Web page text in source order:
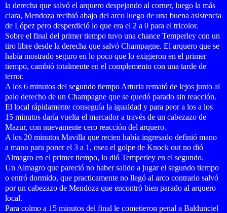
la derecha que salvó el arquero despejando al corner, luego la más
clara, Mendoza recibió abajo del arco luego de una buena asistencia
de López pero desperdició lo que era el 2 a 0 para el tricolor.
Sobre el final del primer tiempo tuvo una chance Temperley con un
tiro libre desde la derecha que salvó Champagne. El arquero que se
había mostrado seguro en lo poco que lo exigieron en el primer
tiempo, cambió totalmente en el complemento con una tarde de
terror.
A los 6 minutos del segundo tiempo Arturia remató de lejos junto al
palo derecho de un Champagne que se quedó parado sin reacción.
El local rápidamente conseguía la igualdad y para peor a los a los
15 minutos daría vuelta el marcador a través de un cabezazo de
Mazur, con nuevamente cero reacción del arquero.
A los 20 minutos Mavilla que recien había ingresado definió mano
a mano para poner el 3 a 1, osea el golpe de Knock out no dió
Almagro en el primer tiempo, lo dió Temperley en el segundo.
Un Almagro que pareció no haber salido a jugar el segundo tiempo
o entró dormido, que practicamente no llegó al arco contrario salvó
por un cabezazo de Mendoza que encontró bien parado al arquero
local.
Para colmo a 15 minutos del final le cometieron penal a Baldunciel